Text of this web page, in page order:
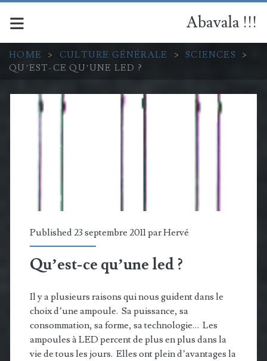
Abavala !!!
HOME > CULTURE GÉNÉRALE > SCIENCES
>
QU’EST-CE QU’UNE LED ?
Published 23 septembre 2011 parHervé
Qu’est-ce qu’une led ?
Il y a plusieurs raisons qui nous guident dans le
choix d’une ampoule. Sa puissance, sa
consommation, sa forme, sa technologie… Les
ampoules à LED percent de plus en plus dans la
vie de tous les jours. Elles ont plein d’avantages la